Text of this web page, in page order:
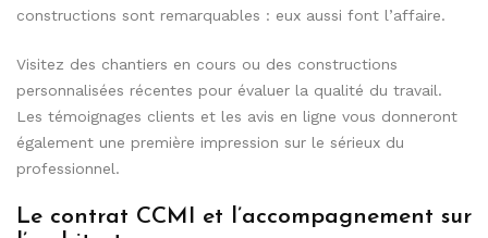
constructions sont remarquables : eux aussi font l’affaire.
Visitez des chantiers en cours ou des constructions
personnalisées récentes pour évaluer la qualité du travail.
Les témoignages clients et les avis en ligne vous donneront
également une première impression sur le sérieux du
professionnel.
Le contrat CCMI et l’accompagnement sur